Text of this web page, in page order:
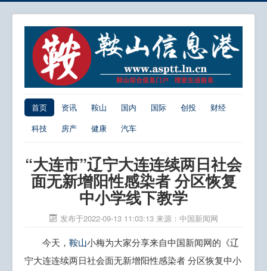
首页 资讯 鞍山 国内 国际 创投
财经
科技
房产 健康 汽车
“大连市”辽宁大连连续两日社会
面无新增阳性感染者 分区恢复
中小学线下教学
发布于2022-09-13 11:03:13 来源：中国新闻网
今天， 鞍山小梅为大家分享来自中国新闻网的《辽
宁大连连续两日社会面无新增阳性感染者 分区恢复中小